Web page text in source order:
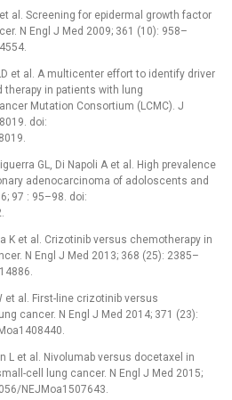
al. Screening for epidermal growth factor
N Engl J Med 2009; 361 (10): 958–
et al. A multicenter effort to identify driver
in patients with lung
Mutation Consortium (LCMC). J
doi:
GL, Di Napoli A et al. High prevalence
adenocarcinoma of adoloscents and
97 : 95–98. doi:
K et al. Crizotinib versus chemotherapy in
N Engl J Med 2013; 368 (25): 2385–
et al. First-line crizotinib versus
cancer. N Engl J Med 2014; 371 (23):
L et al. Nivolumab versus docetaxel in
cell lung cancer. N Engl J Med 2015;
NEJMoa1507643.